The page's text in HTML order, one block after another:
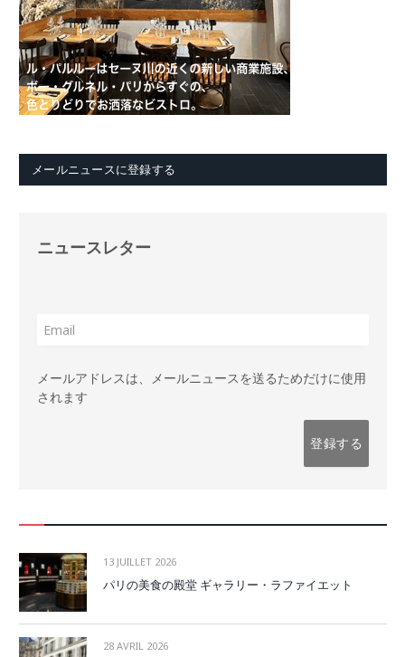
メールニュースに登録する
ニュースレター
メールアドレスは、メールニュースを送るためだけに使用
されます
13 JUILLET 2026
パリの美食の殿堂 ギャラリー・ラファイエット
28 AVRIL 2026